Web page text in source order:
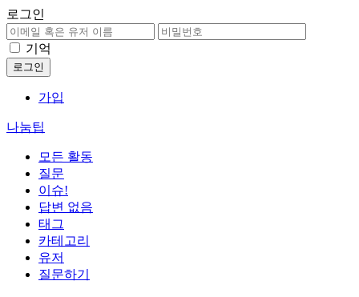
로그인
기억
가입
나눔팁
모든 활동
질문
이슈!
답변 없음
태그
카테고리
유저
질문하기